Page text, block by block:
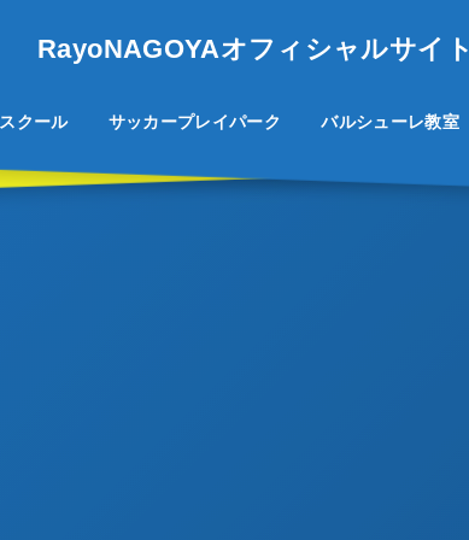
RayoNAGOYAオフィシャルサイト
スクール サッカープレイパーク バルシューレ教室